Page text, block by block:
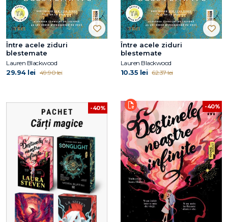
Între acele ziduri
blestemate
Lauren Blackwood
29.94 lei 49.90 lei
Între acele ziduri
blestemate
Lauren Blackwood
10.35 lei 62.37 lei
-40% -40%